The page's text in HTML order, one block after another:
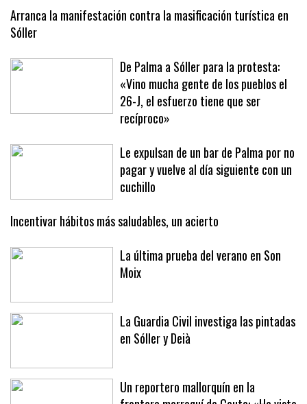
Arranca la manifestación contra la masificación turística en
Sóller
De Palma a Sóller para la protesta:
«Vino mucha gente de los pueblos el
26-J, el esfuerzo tiene que ser
recíproco»
Le expulsan de un bar de Palma por no
pagar y vuelve al día siguiente con un
cuchillo
Incentivar hábitos más saludables, un acierto
La última prueba del verano en Son
La Guardia Civil investiga las pintadas